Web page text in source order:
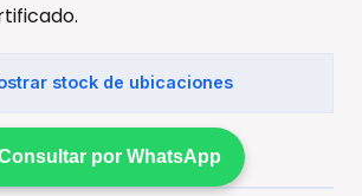
stock de ubicaciones
por WhatsApp